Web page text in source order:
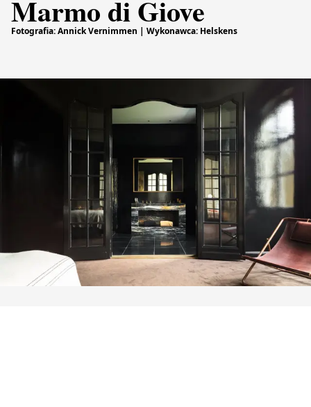
Marmo di Giove
Fotografia: Annick Vernimmen | Wykonawca: Helskens